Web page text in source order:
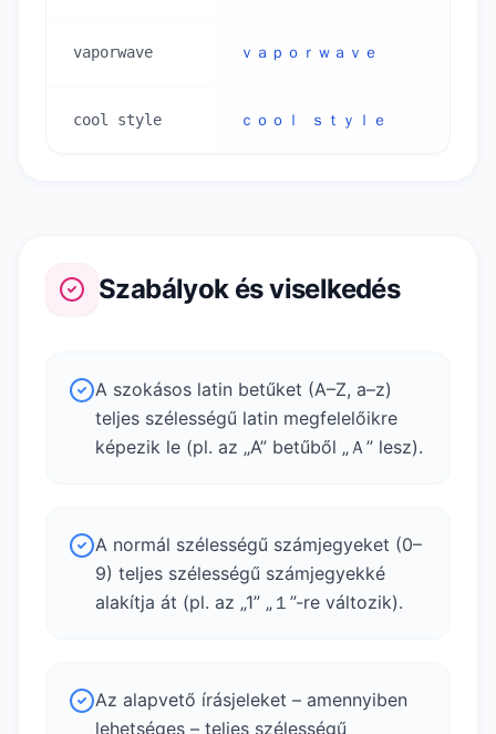
vaporwave ｖａｐｏｒｗａｖｅ
cool style ｃｏｏｌ ｓｔｙｌｅ
Szabályok és viselkedés
A szokásos latin betűket (A–Z, a–z)
teljes szélességű latin megfelelőikre
képezik le (pl. az „A” betűből „Ａ” lesz).
A normál szélességű számjegyeket (0–
9) teljes szélességű számjegyekké
alakítja át (pl. az „1” „１”-re változik).
Az alapvető írásjeleket – amennyiben
lehetséges – teljes szélességű